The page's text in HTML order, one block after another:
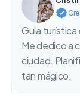
Guia turística
Me dedico a
ciudad.
tan mágico.